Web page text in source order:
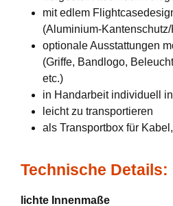
mit edlem
(Aluminium-
optionale Ausstattungen
(Griffe, Bandlogo,
etc.)
in Handarbeit individuell
leicht zu transportieren
als Transportbox für
Technische Details:
lichte Innenmaße